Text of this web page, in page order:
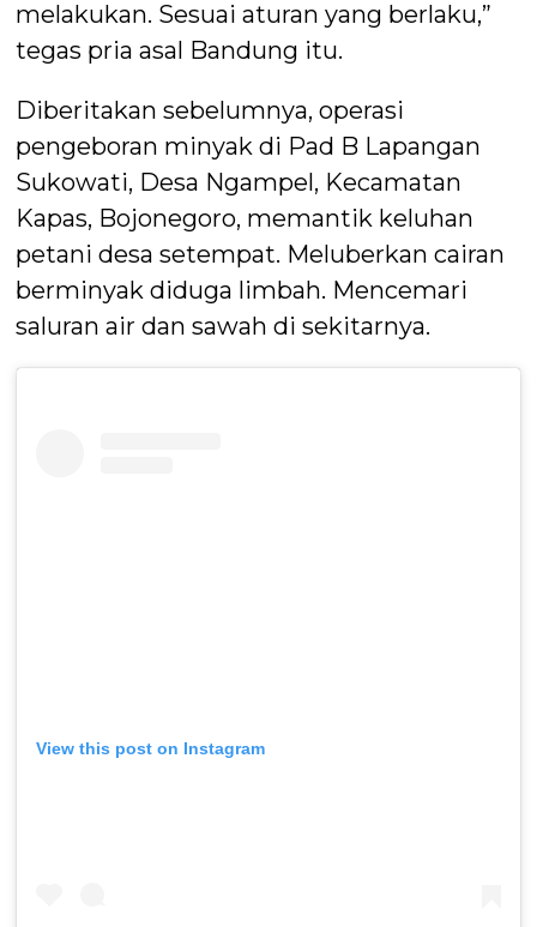
melakukan. Sesuai aturan yang berlaku,”
tegas pria asal Bandung itu.
Diberitakan sebelumnya, operasi
pengeboran minyak di Pad B Lapangan
Sukowati, Desa Ngampel, Kecamatan
Kapas, Bojonegoro, memantik keluhan
petani desa setempat. Meluberkan cairan
berminyak diduga limbah. Mencemari
saluran air dan sawah di sekitarnya.
View this post on Instagram